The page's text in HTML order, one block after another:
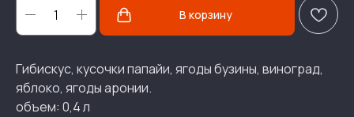
В корзину
Гибискус, кусочки папайи, ягоды бузины, виноград,
яблоко, ягоды аронии.
объем: 0,4 л